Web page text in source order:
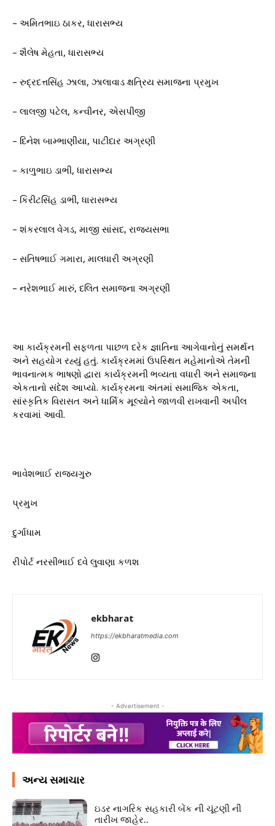
– અમિતભાઇ ઠાકર, ધારાસભ્ય
– શૈલેષ મેહતા, ધારાસભ્ય
– રુદ્રદત્તસિંહ ઝાલા, ઝાલાવાડ ક્ષત્રિય સમાજના પ્રમુખ
– લાલજી પટેલ, કન્વીનર, એસપીજી
– દિનેશ બામ્ભાણીયા, પાટીદાર અગ્રણી
– કાળુભાઇ ડાભી, ધારાસભ્ય
– કિરીટસિંહ ડાભી, ધારાસભ્ય
– શંકરલાલ વેગડ, માજી સાંસદ, રાજ્યસભા
– સતિષભાઈ ગમારા, માલધારી અગ્રણી
– નરેશભાઈ મારું, દલિત સમાજના અગ્રણી
આ કાર્યક્રમની સફળતા પાછળ દરેક જ્ઞાતિના આગેવાનોનું સમર્થન
અને સહયોગ રહ્યું હતું. કાર્યક્રમમાં ઉપસ્થિત મહેમાનોએ તેમની
ભાવનાત્મક ભાષણો દ્વારા કાર્યક્રમની ભવ્યતા વધારી અને સમાજના
એકતાનો સંદેશ આપ્યો. કાર્યક્રમના અંતમાં સમાજિક એકતા,
સાંસ્કૃતિક વિરાસત અને ધાર્મિક મૂલ્યોને જાળવી રાખવાની અપીલ
કરવામાં આવી.
ભાવેશભાઈ રાજ્યગુરુ
પ્રમુખ
દુર્ગાધામ
રીપોર્ટ નરસીભાઈ દવે લુવાણા કળશ
ekbharat
https://ekbharatmedia.com
- Advertisement -
અન્ય સમાચાર
ઇડર નાગરિક સહકારી બેંક ની ચૂંટણી ની
તારીખ જાહેર..